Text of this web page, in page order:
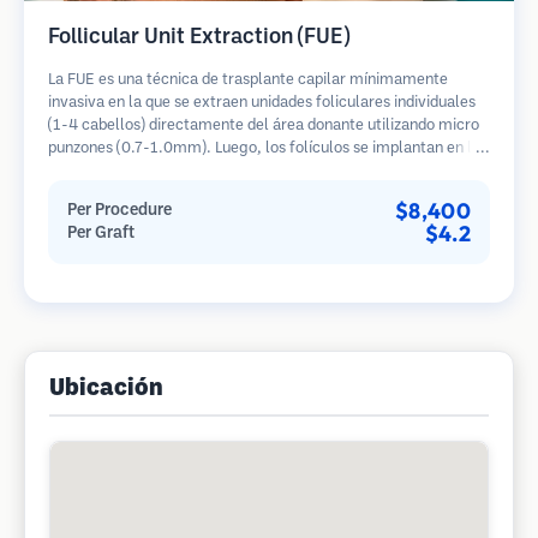
Follicular Unit Extraction (FUE)
La FUE es una técnica de trasplante capilar mínimamente
invasiva en la que se extraen unidades foliculares individuales
(1-4 cabellos) directamente del área donante utilizando micro
punzones (0.7-1.0mm). Luego, los folículos se implantan en las
en comparación con los métodos de extracción de tiras.
Per Procedure $8,400
Per Graft $4.2
Ubicación